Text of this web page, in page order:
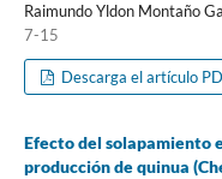
Raimundo Yldon Montaño
7-15
Descarga el artículo
Efecto del solapamiento
producción de quinua